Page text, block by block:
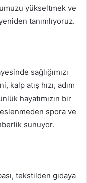
yükseltmek ve
tanımlıyoruz.
sağlığımızı
atış hızı, adım
hayatımızın bir
spora ve
sunuyor.
tekstilden gıdaya